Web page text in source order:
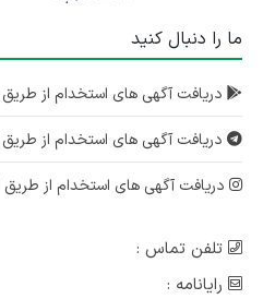
ما را دنبال کنید
دریافت آگهی های استخدام از طریق
دریافت آگهی های استخدام از طریق
دریافت آگهی های استخدام از طریق
تلفن تماس :
رایانامه :